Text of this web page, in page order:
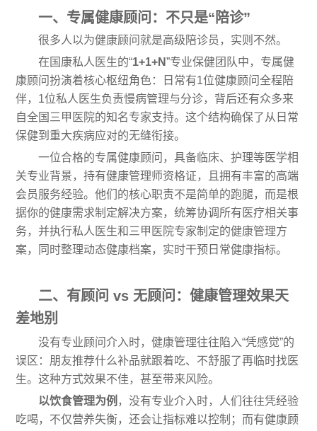
一、专属健康顾问：不只是“陪诊”
很多人以为健康顾问就是高级陪诊员，实则不然。
在国康私人医生的“1+1+N”专业保健团队中，专属健
康顾问扮演着核心枢纽角色：日常有1位健康顾问全程陪
伴，1位私人医生负责慢病管理与分诊，背后还有众多来
自全国三甲医院的知名专家支持。这个结构确保了从日常
保健到重大疾病应对的无缝衔接。
一位合格的专属健康顾问，具备临床、护理等医学相
关专业背景，持有健康管理师资格证，且拥有丰富的高端
会员服务经验。他们的核心职责不是简单的跑腿，而是根
据你的健康需求制定解决方案，统筹协调所有医疗相关事
务，并执行私人医生和三甲医院专家制定的健康管理方
案，同时整理动态健康档案，实时干预日常健康指标。
二、有顾问 vs 无顾问：健康管理效果天
差地别
没有专业顾问介入时，健康管理往往陷入“凭感觉”的
误区：朋友推荐什么补品就跟着吃、不舒服了再临时找医
生。这种方式效果不佳，甚至带来风险。
以饮食管理为例 ，没有专业介入时，人们往往凭经验
吃喝，不仅营养失衡，还会让指标难以控制；而有健康顾